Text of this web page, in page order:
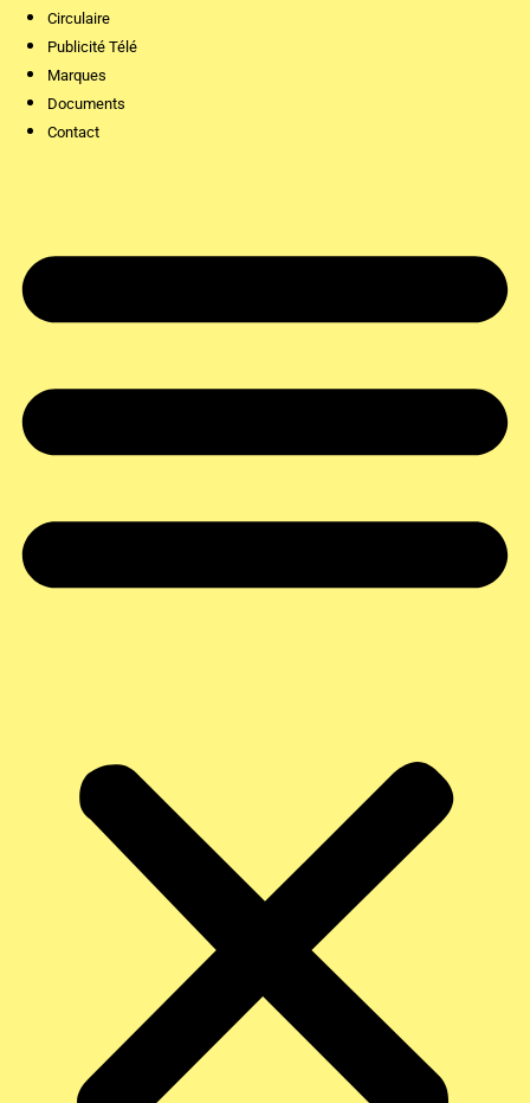
Circulaire
Publicité Télé
Marques
Documents
Contact